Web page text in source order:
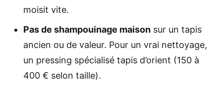
moisit vite.
Pas de shampouinage maison sur un tapis
ancien ou de valeur. Pour un vrai nettoyage,
un pressing spécialisé tapis d’orient (150 à
400 € selon taille).